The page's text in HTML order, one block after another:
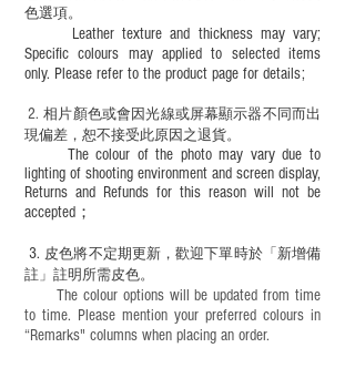
色選項。
Leather texture and thickness may vary;
Specific colours may applied to selected items
only. Please refer to the product page for details;
​2.相片顏色或會因光線或屏幕顯示器不同而出
現偏差，恕不接受此原因之退貨。
The colour of the photo may vary due to
lighting of shooting environment and screen display,
Returns and Refunds for this reason will not be
accepted；
3. 皮色將不定期更新，歡迎下單時於「新增備
註」註明 所需皮色。
The colour options will be updated from time
to time. Please mention your preferred colours in
“Remarks" columns when placing an order.